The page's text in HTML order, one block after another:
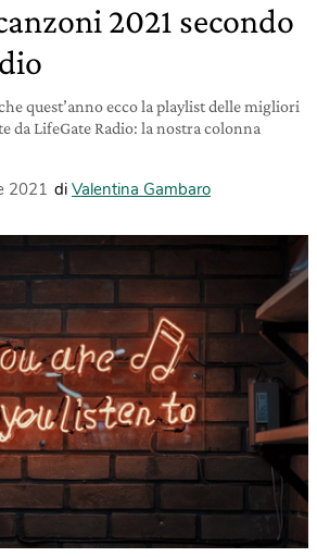
2021 secondo
quest’anno ecco la playlist delle migliori
da LifeGate Radio: la nostra colonna
2021 di Valentina Gambaro